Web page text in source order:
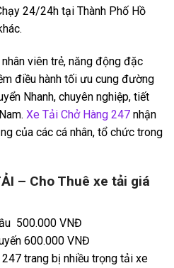
24/24h tại Thành Phố Hồ
viên trẻ, năng động đặc
điều hành tối ưu cung đường
Nhanh, chuyên nghiệp, tiết
Xe Tải Chở Hàng 247 nhận
của các cá nhân, tổ chức trong
– Cho Thuê xe tải giá
500.000 VNĐ
600.000 VNĐ
trang bị nhiều trọng tải xe